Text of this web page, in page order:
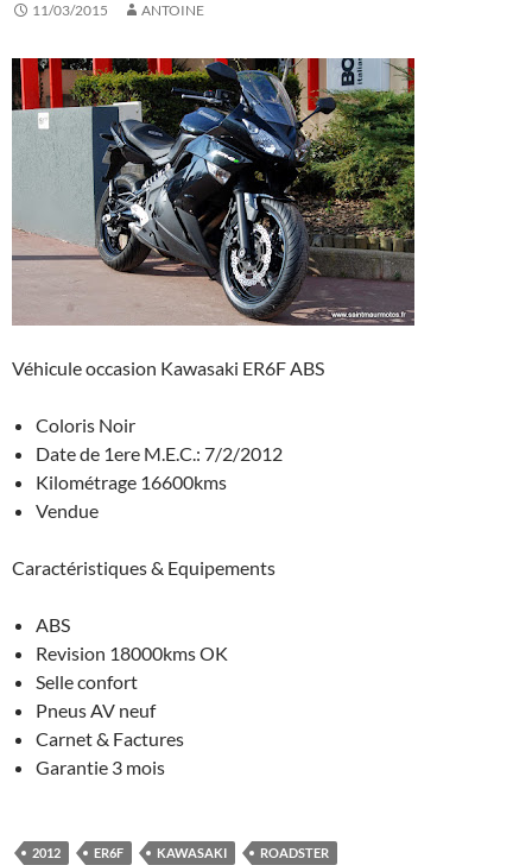
11/03/2015 ANTOINE
Véhicule occasion Kawasaki ER6F ABS
Coloris Noir
Date de 1ere M.E.C.: 7/2/2012
Kilométrage 16600kms
Vendue
Caractéristiques & Equipements
ABS
Revision 18000kms OK
Selle confort
Pneus AV neuf
Carnet & Factures
Garantie 3 mois
2012 ER6F KAWASAKI ROADSTER